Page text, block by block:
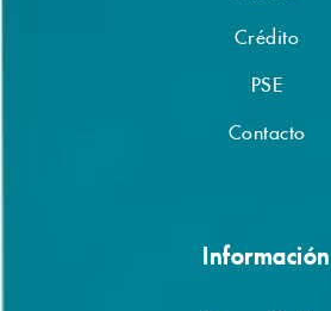
Crédito
PSE
Contacto
Información